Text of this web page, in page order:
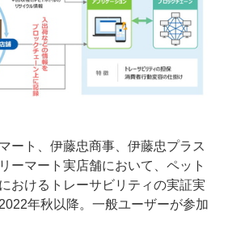
ート、伊藤忠商事、伊藤忠プラス
ーマート実店舗において、ペット
おけるトレーサビリティの実証実
年秋以降。一般ユーザーが参加